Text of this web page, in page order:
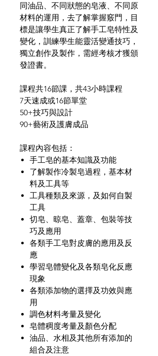
同油品、不同狀態的皂液、不同原
材料的運用，去了解掌握竅門，目
標是讓學生真正了解手工皂特性及
變化，訓練學生能靈活變通技巧，
獨立創作及製作，需經考核才獲頒
發證書。
課程共16節課，共43小時課程
7天速成或16節單堂
50+技巧與設計
90+藝術及護膚成品
課程內容包括：
手工皂的基本知識及功能
了解製作冷製皂過程，基本材
料及工具等
工具種類及來源，及如何自製
工具
切皂、晾皂、蓋章、包裝等技
巧及應用
各類手工皂對皮膚的應用及反
應
學習皂體變化及各類皂化反應
現象
各類添加物的選擇及功效與應
用
調色材料考量及變化
皂體稠度考量及顏色分配
油品、水相及其他所有添加的
組合及注意